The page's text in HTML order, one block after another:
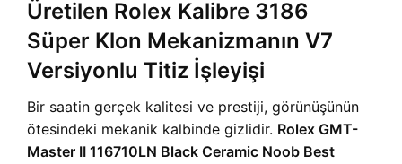
Üretilen Rolex Kalibre 3186
Süper Klon Mekanizmanın V7
Versiyonlu Titiz İşleyişi
Bir saatin gerçek kalitesi ve prestiji, görünüşünün
ötesindeki mekanik kalbinde gizlidir. Rolex GMT-
Master II 116710LN Black Ceramic Noob Best